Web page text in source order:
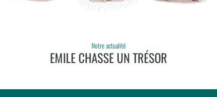
Notre actualité
EMILE CHASSE UN TRÉSOR